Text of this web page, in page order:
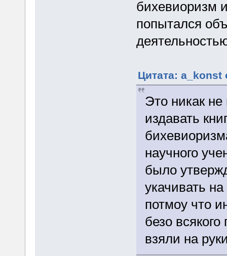
бихевиоризм
попытался
Цитата: a_konst
Это никак
издавать
научного
было
укачивать
потмоу что
безо
взяли на